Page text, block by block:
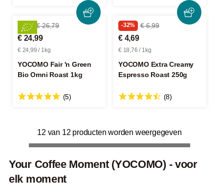
-6% € 26,79
€ 24,99
€ 24,99 / 1kg
YOCOMO Fair 'n Green
Bio Omni Roast 1kg
(5)
-32% € 6,99
€ 4,69
€ 18,76 / 1kg
YOCOMO Extra Creamy
Espresso Roast 250g
(8)
12 van 12 producten worden weergegeven
Your Coffee Moment (YOCOMO) - voor
elk moment